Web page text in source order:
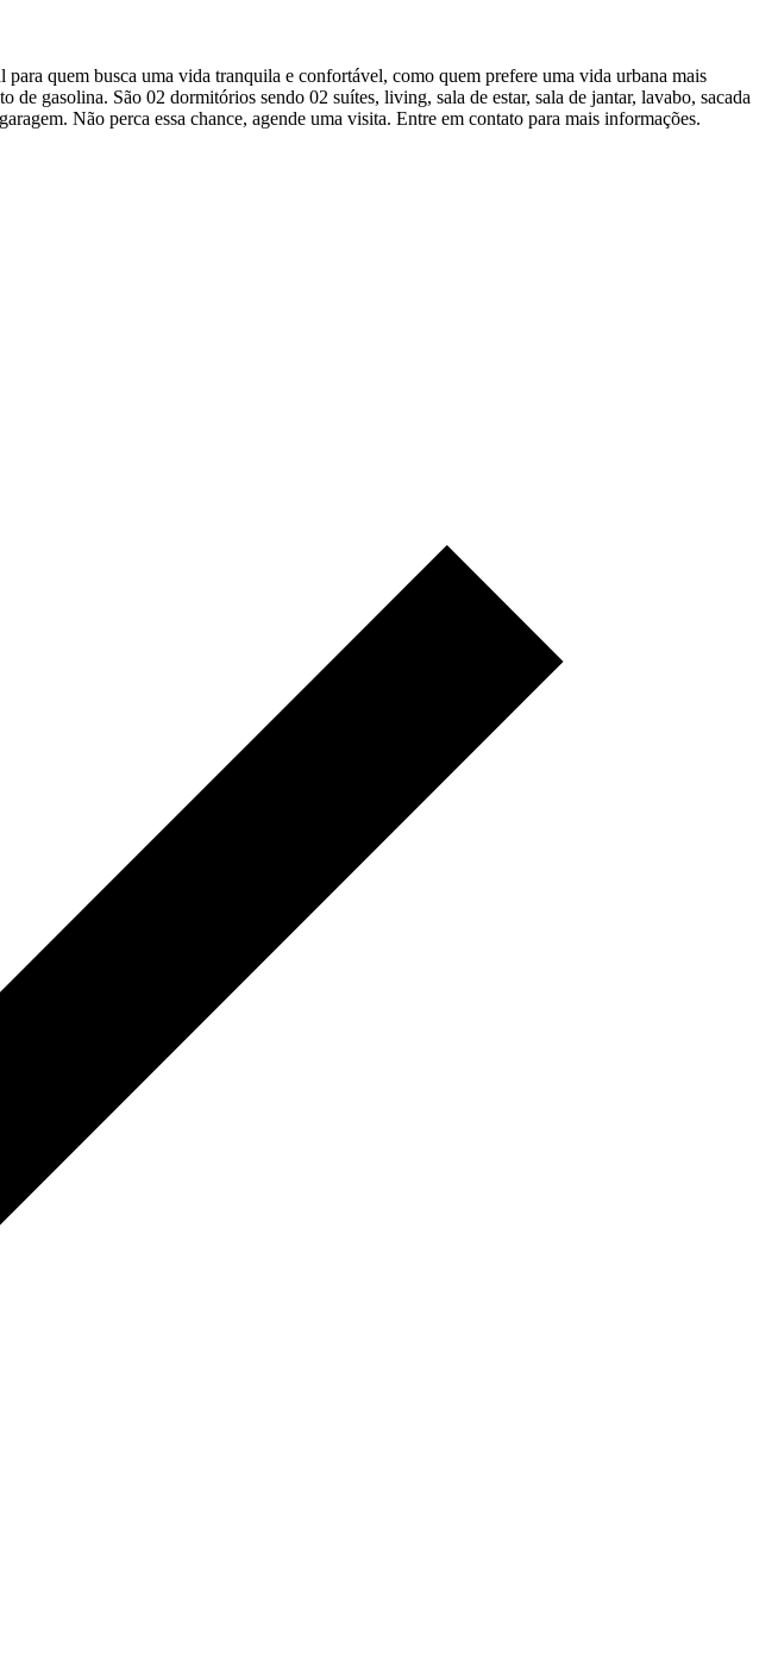
quem busca uma vida tranquila e confortável, como quem prefere uma vida urbana mais
gasolina. São 02 dormitórios sendo 02 suítes, living, sala de estar, sala de jantar, lavabo, sacada
Não perca essa chance, agende uma visita. Entre em contato para mais informações.